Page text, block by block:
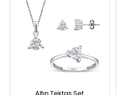
Altın Tektaş Set